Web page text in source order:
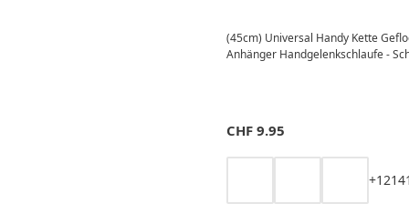
(45cm) Universal Handy Kette
Anhänger Handgelenkschlaufe -
CHF 9.95
+1214